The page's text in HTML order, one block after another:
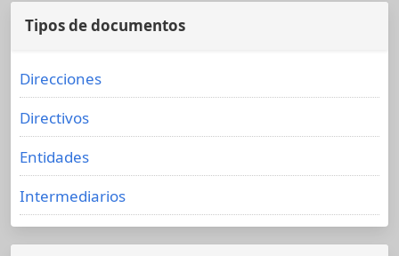
Tipos de documentos
Direcciones
Directivos
Entidades
Intermediarios